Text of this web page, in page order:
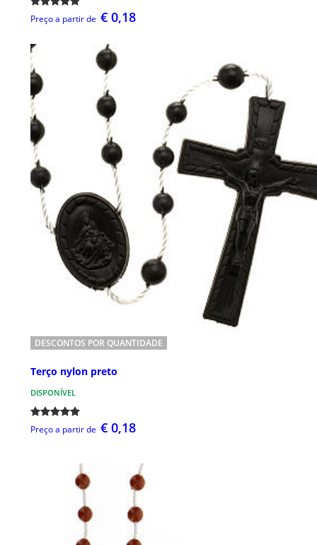
Preço a partir de € 0,18
DESCONTOS POR QUANTIDADE
Terço nylon preto
DISPONÍVEL
Preço a partir de € 0,18